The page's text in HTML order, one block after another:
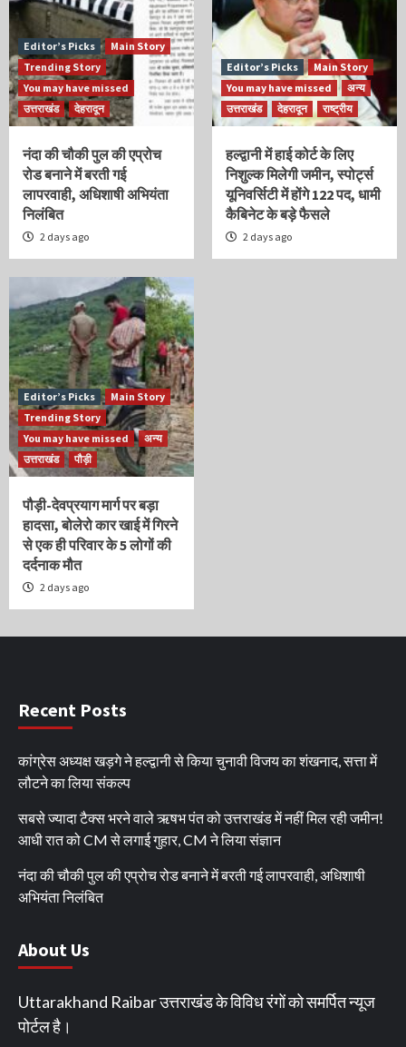
Editor’s Picks
Main Story
Trending Story
You may have missed
उत्तराखंड
देहरादून
नंदा की चौकी पुल की एप्रोच
रोड बनाने में बरती गई
लापरवाही, अधिशाषी अभियंता
निलंबित
2 days ago
Editor’s Picks
Main Story
You may have missed
अन्य
उत्तराखंड
देहरादून राष्ट्रीय
हल्द्वानी में हाई कोर्ट के लिए
निशुल्क मिलेगी जमीन, स्पोर्ट्स
यूनिवर्सिटी में होंगे 122 पद, धामी
कैबिनेट के बड़े फैसले
2 days ago
Editor’s Picks
Main Story
Trending Story
You may have missed
अन्य
उत्तराखंड
पौड़ी
पौड़ी-देवप्रयाग मार्ग पर बड़ा
हादसा, बोलेरो कार खाई में गिरने
से एक ही परिवार के 5 लोगों की
दर्दनाक मौत
2 days ago
Recent Posts
कांग्रेस अध्यक्ष खड़गे ने हल्द्वानी से किया चुनावी विजय का शंखनाद, सत्ता में
लौटने का लिया संकल्प
सबसे ज्यादा टैक्स भरने वाले ऋषभ पंत को उत्तराखंड में नहीं मिल रही जमीन!
आधी रात को CM से लगाई गुहार, CM ने लिया संज्ञान
नंदा की चौकी पुल की एप्रोच रोड बनाने में बरती गई लापरवाही, अधिशाषी
अभियंता निलंबित
About Us
Uttarakhand Raibar उत्तराखंड के विविध रंगों को समर्पित न्यूज
पोर्टल है।